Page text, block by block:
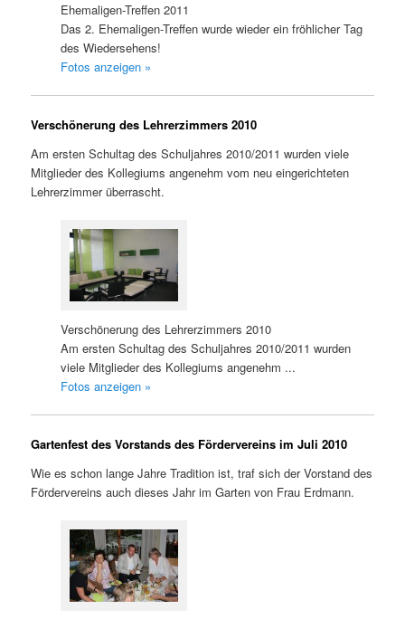
Ehemaligen-Treffen 2011
Das 2. Ehemaligen-Treffen wurde wieder ein fröhlicher Tag
des Wiedersehens!
Fotos anzeigen »
Verschönerung des Lehrerzimmers 2010
Am ersten Schultag des Schuljahres 2010/2011 wurden viele
Mitglieder des Kollegiums angenehm vom neu eingerichteten
Lehrerzimmer überrascht.
Verschönerung des Lehrerzimmers 2010
Am ersten Schultag des Schuljahres 2010/2011 wurden
viele Mitglieder des Kollegiums angenehm ...
Fotos anzeigen »
Gartenfest des Vorstands des Fördervereins im Juli 2010
Wie es schon lange Jahre Tradition ist, traf sich der Vorstand des
Fördervereins auch dieses Jahr im Garten von Frau Erdmann.